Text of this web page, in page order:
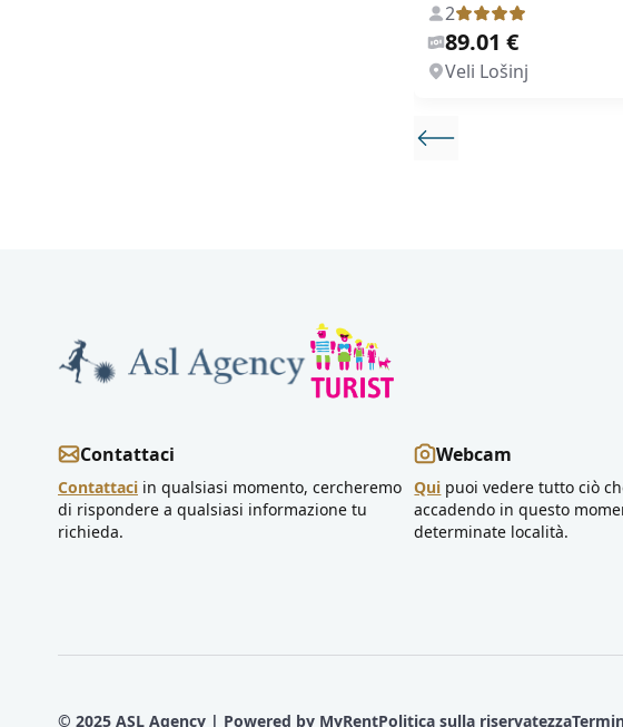
2
89.01 €
Veli Lošinj
Contattaci
Contattaci in qualsiasi momento, cercheremo
di rispondere a qualsiasi informazione tu
richieda.
Webcam
Qui puoi vedere tutto ciò
accadendo in questo
determinate località.
© 2025 ASL Agency | Powered by MyRentPolitica sulla riservatezza